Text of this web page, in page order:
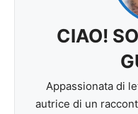
CIAO!
Appassionata di
autrice di un